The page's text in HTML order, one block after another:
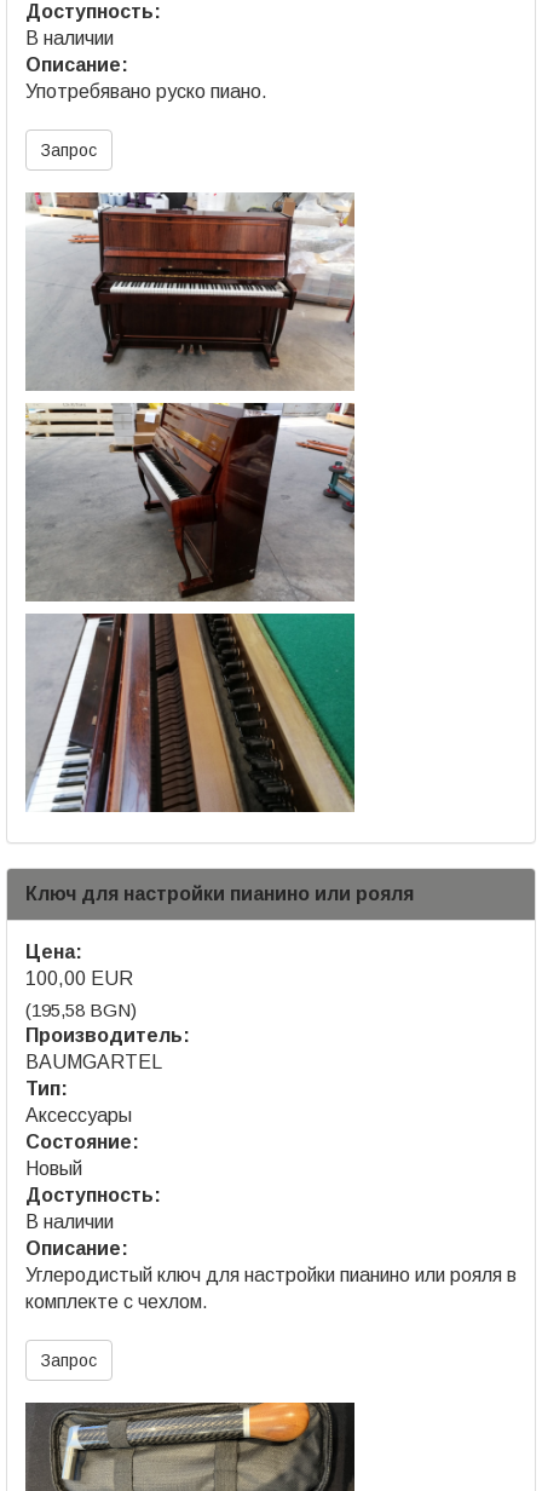
Доступность:
В наличии
Описание:
Употребявано руско пиано.
Запрос
Ключ для настройки пианино или рояля
Цена:
100,00 EUR
(195,58 BGN)
Производитель:
BAUMGARTEL
Тип:
Аксессуары
Состояние:
Новый
Доступность:
В наличии
Описание:
Углеродистый ключ для настройки пианино или рояля в
комплекте с чехлом.
Запрос